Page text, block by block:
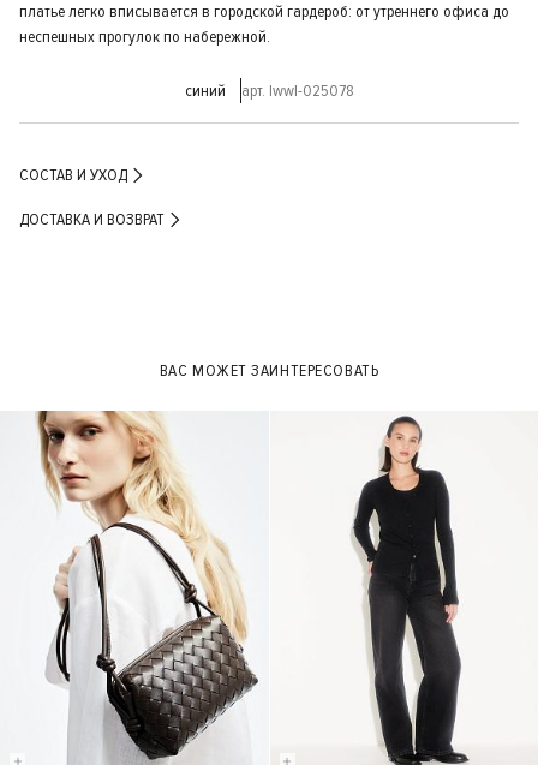
платье легко вписывается в городской гардероб: от утреннего офиса до
неспешных прогулок по набережной.
синий арт. lwwl-025078
СОСТАВ И УХОД
ДОСТАВКА И ВОЗВРАТ
ВАС МОЖЕТ ЗАИНТЕРЕСОВАТЬ